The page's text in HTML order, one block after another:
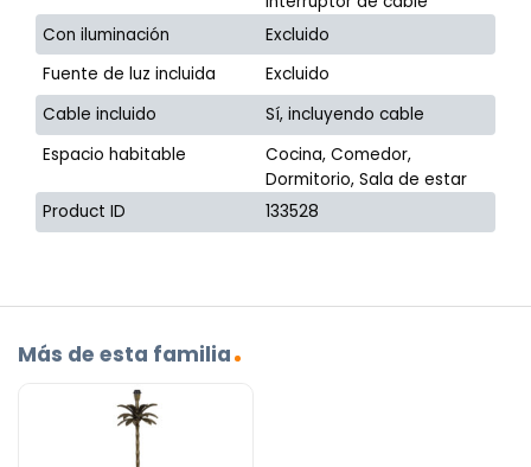
Con iluminación
Excluido
Fuente de luz incluida
Excluido
Cable incluido
Sí, incluyendo cable
Espacio habitable
Cocina, Comedor,
Dormitorio, Sala de estar
Product ID
133528
Más de esta familia